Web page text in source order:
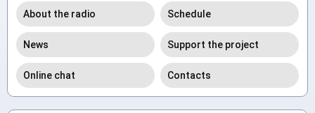
About the radio Schedule
News Support the project
Online chat Contacts